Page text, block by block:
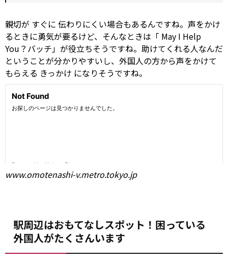
親切が すぐに 伝わりにくい場合もあるんですね。声をかけ
るときに勇気が要るけど、そんなときは「 May I Help
You？バッチ」が役立ちそうですね。助けてくれる人なんだ
ということが分かりやすいし、外国人の方から声をかけて
もらえる きっかけ になりそうですね。
www.omotenashi-v.metro.tokyo.jp
駅周辺はおもてなしスポット！困っている
外国人がたくさんいます